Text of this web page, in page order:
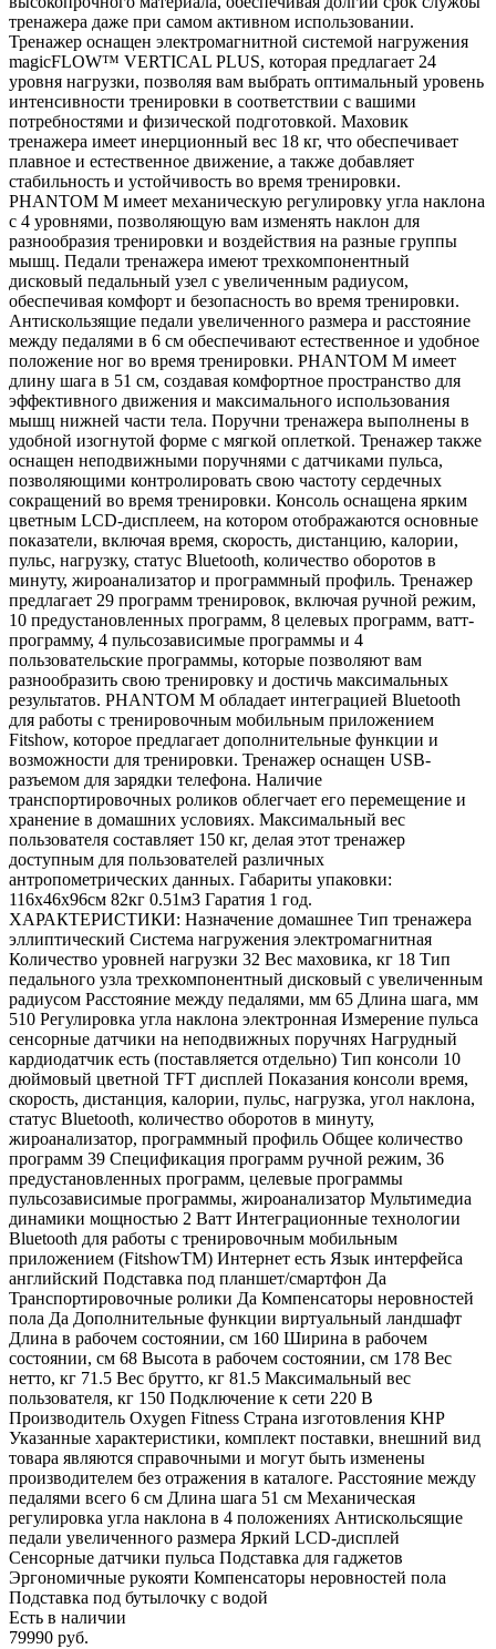
тренажера даже при самом активном использовании.
Тренажер оснащен электромагнитной системой нагружения
magicFLOW™ VERTICAL PLUS, которая предлагает 24
уровня нагрузки, позволяя вам выбрать оптимальный уровень
интенсивности тренировки в соответствии с вашими
потребностями и физической подготовкой. Маховик
тренажера имеет инерционный вес 18 кг, что обеспечивает
плавное и естественное движение, а также добавляет
стабильность и устойчивость во время тренировки.
PHANTOM M имеет механическую регулировку угла наклона
с 4 уровнями, позволяющую вам изменять наклон для
разнообразия тренировки и воздействия на разные группы
мышц. Педали тренажера имеют трехкомпонентный
дисковый педальный узел с увеличенным радиусом,
обеспечивая комфорт и безопасность во время тренировки.
Антискользящие педали увеличенного размера и расстояние
между педалями в 6 см обеспечивают естественное и удобное
положение ног во время тренировки. PHANTOM M имеет
длину шага в 51 см, создавая комфортное пространство для
эффективного движения и максимального использования
мышц нижней части тела. Поручни тренажера выполнены в
удобной изогнутой форме с мягкой оплеткой. Тренажер также
оснащен неподвижными поручнями с датчиками пульса,
позволяющими контролировать свою частоту сердечных
сокращений во время тренировки. Консоль оснащена ярким
цветным LCD-дисплеем, на котором отображаются основные
показатели, включая время, скорость, дистанцию, калории,
пульс, нагрузку, статус Bluetooth, количество оборотов в
минуту, жироанализатор и программный профиль. Тренажер
предлагает 29 программ тренировок, включая ручной режим,
10 предустановленных программ, 8 целевых программ, ватт-
программу, 4 пульсозависимые программы и 4
пользовательские программы, которые позволяют вам
разнообразить свою тренировку и достичь максимальных
результатов. PHANTOM M обладает интеграцией Bluetooth
для работы с тренировочным мобильным приложением
Fitshow, которое предлагает дополнительные функции и
возможности для тренировки. Тренажер оснащен USB-
разъемом для зарядки телефона. Наличие
транспортировочных роликов облегчает его перемещение и
хранение в домашних условиях. Максимальный вес
пользователя составляет 150 кг, делая этот тренажер
доступным для пользователей различных
антропометрических данных. Габариты упаковки:
116х46х96см 82кг 0.51м3 Гаратия 1 год.
ХАРАКТЕРИСТИКИ: Назначение домашнее Тип тренажера
эллиптический Система нагружения электромагнитная
Количество уровней нагрузки 32 Вес маховика, кг 18 Тип
педального узла трехкомпонентный дисковый с увеличенным
радиусом Расстояние между педалями, мм 65 Длина шага, мм
510 Регулировка угла наклона электронная Измерение пульса
сенсорные датчики на неподвижных поручнях Нагрудный
кардиодатчик есть (поставляется отдельно) Тип консоли 10
дюймовый цветной TFT дисплей Показания консоли время,
скорость, дистанция, калории, пульс, нагрузка, угол наклона,
статус Bluetooth, количество оборотов в минуту,
жироанализатор, программный профиль Общее количество
программ 39 Спецификация программ ручной режим, 36
предустановленных программ, целевые программы
пульсозависимые программы, жироанализатор Мультимедиа
динамики мощностью 2 Ватт Интеграционные технологии
Bluetooth для работы с тренировочным мобильным
приложением (FitshowTM) Интернет есть Язык интерфейса
английский Подставка под планшет/смартфон Да
Транспортировочные ролики Да Компенсаторы неровностей
пола Да Дополнительные функции виртуальный ландшафт
Длина в рабочем состоянии, см 160 Ширина в рабочем
состоянии, см 68 Высота в рабочем состоянии, см 178 Вес
нетто, кг 71.5 Вес брутто, кг 81.5 Максимальный вес
пользователя, кг 150 Подключение к сети 220 В
Производитель Oxygen Fitness Страна изготовления КНР
Указанные характеристики, комплект поставки, внешний вид
товара являются справочными и могут быть изменены
производителем без отражения в каталоге. Расстояние между
педалями всего 6 см Длина шага 51 см Механическая
регулировка угла наклона в 4 положениях Антискольсящие
педали увеличенного размера Яркий LCD-дисплей
Сенсорные датчики пульса Подставка для гаджетов
Эргономичные рукояти Компенсаторы неровностей пола
Подставка под бутылочку с водой
Есть в наличии
79990 руб.